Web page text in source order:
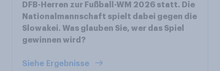
DFB-Herren zur Fußball-WM 2026 statt. Die
Nationalmannschaft spielt dabei gegen die
Slowakei. Was glauben Sie, wer das Spiel
gewinnen wird?
Siehe Ergebnisse